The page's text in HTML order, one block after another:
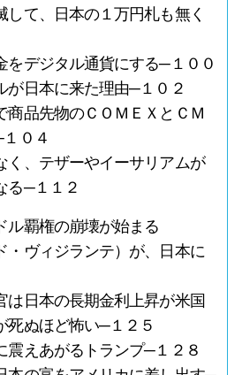
して、日本の１万円札も無く
をデジタル通貨にする─１００
が日本に来た理由─１０２
商品先物のＣＯＭＥＸとＣＭ
０４
く、テザーやイーサリアムが
る─１１２
覇権の崩壊が始まる
・ヴィジランテ）が、日本に
は日本の長期金利上昇が米国
死ぬほど怖い─１２５
震えあがるトランプ─１２８